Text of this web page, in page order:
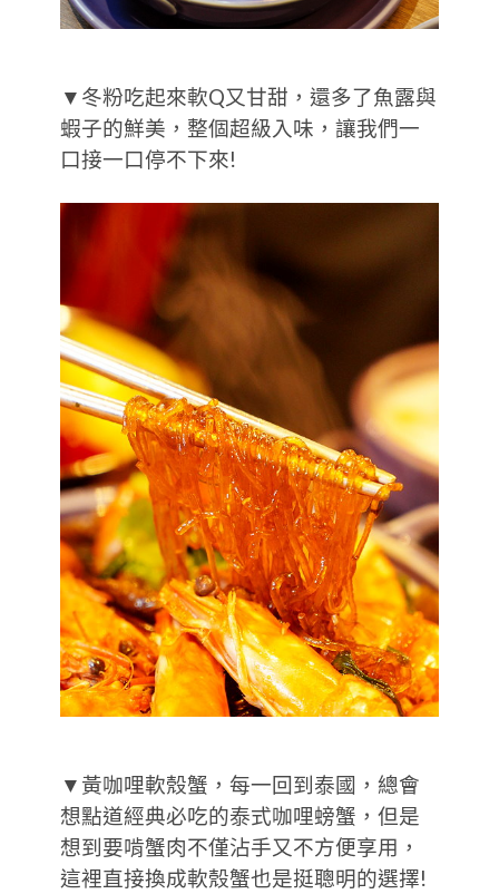
▼冬粉吃起來軟Q又甘甜，還多了魚露與
蝦子的鮮美，整個超級入味，讓我們一
口接一口停不下來!
▼黃咖哩軟殼蟹，每一回到泰國，總會
想點道經典必吃的泰式咖哩螃蟹，但是
想到要啃蟹肉不僅沾手又不方便享用，
這裡直接換成軟殼蟹也是挺聰明的選擇!